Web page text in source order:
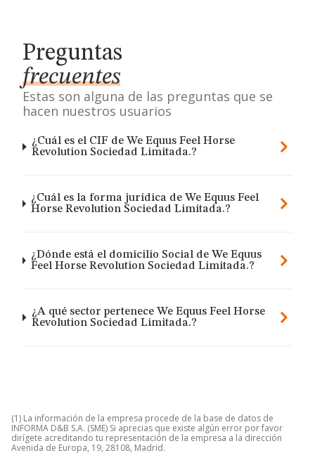
Preguntas
frecuentes
Estas son alguna de las preguntas que se
hacen nuestros usuarios
¿Cuál es el CIF de We Equus Feel Horse
Revolution Sociedad Limitada.?
¿Cuál es la forma jurídica de We Equus Feel
Horse Revolution Sociedad Limitada.?
¿Dónde está el domicilio Social de We Equus
Feel Horse Revolution Sociedad Limitada.?
¿A qué sector pertenece We Equus Feel Horse
Revolution Sociedad Limitada.?
(1) La información de la empresa procede de la base de datos de
INFORMA D&B S.A. (SME) Si aprecias que existe algún error por favor
dirígete acreditando tu representación de la empresa a la dirección
Avenida de Europa, 19, 28108, Madrid.